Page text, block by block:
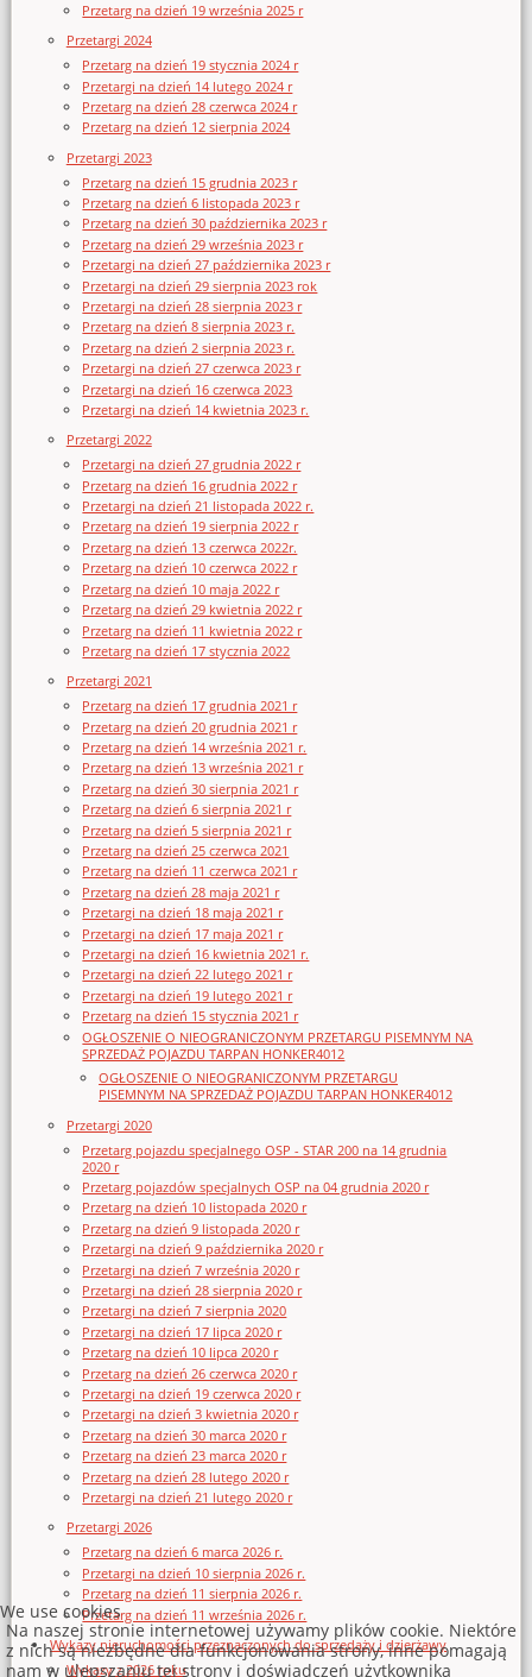
Przetarg na dzień 19 września 2025 r
Przetargi 2024
Przetarg na dzień 19 stycznia 2024 r
Przetargi na dzień 14 lutego 2024 r
Przetarg na dzień 28 czerwca 2024 r
Przetarg na dzień 12 sierpnia 2024
Przetargi 2023
Przetarg na dzień 15 grudnia 2023 r
Przetarg na dzień 6 listopada 2023 r
Przetarg na dzień 30 października 2023 r
Przetarg na dzień 29 września 2023 r
Przetargi na dzień 27 października 2023 r
Przetargi na dzień 29 sierpnia 2023 rok
Przetargi na dzień 28 sierpnia 2023 r
Przetarg na dzień 8 sierpnia 2023 r.
Przetarg na dzień 2 sierpnia 2023 r.
Przetargi na dzień 27 czerwca 2023 r
Przetargi na dzień 16 czerwca 2023
Przetargi na dzień 14 kwietnia 2023 r.
Przetargi 2022
Przetargi na dzień 27 grudnia 2022 r
Przetarg na dzień 16 grudnia 2022 r
Przetargi na dzień 21 listopada 2022 r.
Przetarg na dzień 19 sierpnia 2022 r
Przetarg na dzień 13 czerwca 2022r.
Przetarg na dzień 10 czerwca 2022 r
Przetarg na dzień 10 maja 2022 r
Przetarg na dzień 29 kwietnia 2022 r
Przetarg na dzień 11 kwietnia 2022 r
Przetarg na dzień 17 stycznia 2022
Przetargi 2021
Przetarg na dzień 17 grudnia 2021 r
Przetarg na dzień 20 grudnia 2021 r
Przetarg na dzień 14 września 2021 r.
Przetarg na dzień 13 września 2021 r
Przetarg na dzień 30 sierpnia 2021 r
Przetarg na dzień 6 sierpnia 2021 r
Przetarg na dzień 5 sierpnia 2021 r
Przetarg na dzień 25 czerwca 2021
Przetarg na dzień 11 czerwca 2021 r
Przetarg na dzień 28 maja 2021 r
Przetargi na dzień 18 maja 2021 r
Przetargi na dzień 17 maja 2021 r
Przetargi na dzień 16 kwietnia 2021 r.
Przetargi na dzień 22 lutego 2021 r
Przetargi na dzień 19 lutego 2021 r
Przetarg na dzień 15 stycznia 2021 r
OGŁOSZENIE O NIEOGRANICZONYM PRZETARGU PISEMNYM NA
SPRZEDAŻ POJAZDU TARPAN HONKER4012
OGŁOSZENIE O NIEOGRANICZONYM PRZETARGU
PISEMNYM NA SPRZEDAŻ POJAZDU TARPAN HONKER4012
Przetargi 2020
Przetarg pojazdu specjalnego OSP - STAR 200 na 14 grudnia
2020 r
Przetarg pojazdów specjalnych OSP na 04 grudnia 2020 r
Przetarg na dzień 10 listopada 2020 r
Przetarg na dzień 9 listopada 2020 r
Przetargi na dzień 9 października 2020 r
Przetargi na dzień 7 września 2020 r
Przetargi na dzień 28 sierpnia 2020 r
Przetargi na dzień 7 sierpnia 2020
Przetargi na dzień 17 lipca 2020 r
Przetarg na dzień 10 lipca 2020 r
Przetarg na dzień 26 czerwca 2020 r
Przetargi na dzień 19 czerwca 2020 r
Przetargi na dzień 3 kwietnia 2020 r
Przetarg na dzień 30 marca 2020 r
Przetarg na dzień 23 marca 2020 r
Przetarg na dzień 28 lutego 2020 r
Przetargi na dzień 21 lutego 2020 r
Przetargi 2026
Przetarg na dzień 6 marca 2026 r.
Przetargi na dzień 10 sierpnia 2026 r.
Przetarg na dzień 11 sierpnia 2026 r.
Przetarg na dzień 11 września 2026 r.
Wykazy nieruchomości przeznaczonych do sprzedaży i dzierżawy
Wykazy z 2026 roku
We use cookies
Na naszej stronie internetowej używamy plików cookie. Niektóre
z nich są niezbędne dla funkcjonowania strony, inne pomagają
nam w ulepszaniu tej strony i doświadczeń użytkownika